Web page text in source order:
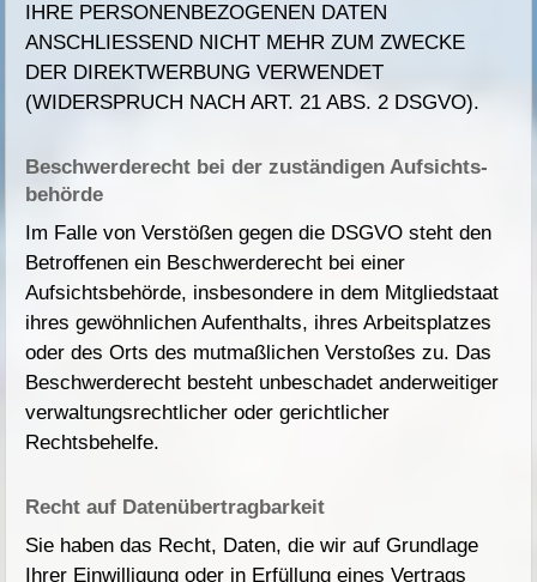
IHRE PERSONENBEZOGENEN DATEN
ANSCHLIESSEND NICHT MEHR ZUM ZWECKE
DER DIREKTWERBUNG VERWENDET
(WIDERSPRUCH NACH ART. 21 ABS. 2 DSGVO).
Beschwerde­recht bei der zuständigen Aufsichts­
behörde
Im Falle von Verstößen gegen die DSGVO steht den
Betroffenen ein Beschwerderecht bei einer
Aufsichtsbehörde, insbesondere in dem Mitgliedstaat
ihres gewöhnlichen Aufenthalts, ihres Arbeitsplatzes
oder des Orts des mutmaßlichen Verstoßes zu. Das
Beschwerderecht besteht unbeschadet anderweitiger
verwaltungsrechtlicher oder gerichtlicher
Rechtsbehelfe.
Recht auf Daten­übertrag­barkeit
Sie haben das Recht, Daten, die wir auf Grundlage
Ihrer Einwilligung oder in Erfüllung eines Vertrags